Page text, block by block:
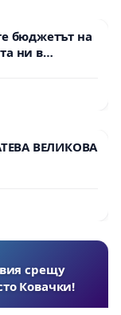
бюджетът на
ни в
ВЕЛИКОВА
срещу
Ковачки!